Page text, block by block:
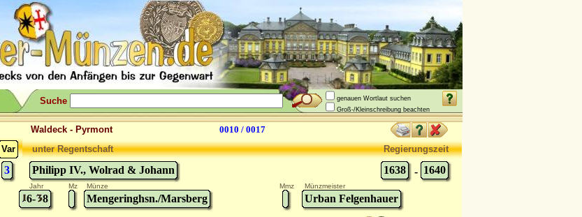
Suche
genauen Wortlaut suchen
Groß-/Kleinschreibung beachten
Waldeck - Pyrmont
0010 / 0017
Var
3
unter Regentschaft Regierungszeit
Philipp IV., Wolrad & Johann 1638 - 1640
Jahr Mz Münze Mmz Münzmeister
6- 8 Mengeringhsn./Marsberg Urban Felgenhauer